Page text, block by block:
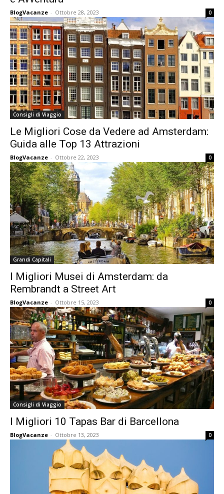
BlogVacanze - Ottobre 28, 2023 0
Consigli di Viaggio
Le Migliori Cose da Vedere ad Amsterdam:
Guida alle Top 13 Attrazioni
BlogVacanze - Ottobre 22, 2023 0
Grandi Capitali
I Migliori Musei di Amsterdam: da
Rembrandt a Street Art
BlogVacanze - Ottobre 15, 2023 0
Consigli di Viaggio
I Migliori 10 Tapas Bar di Barcellona
BlogVacanze - Ottobre 13, 2023 0